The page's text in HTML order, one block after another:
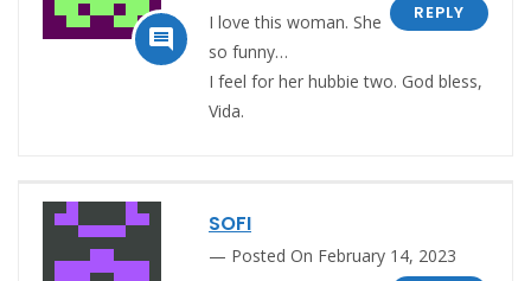

REPLY
I love this woman. She
so funny…
I feel for her hubbie two. God bless,
Vida.
SOFI
Posted On February 14, 2023